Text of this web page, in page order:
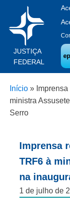
JUSTIÇA
FEDERAL
Início »
ministra
Serro
Imprensa
TRF6 à
na
1 de julho de